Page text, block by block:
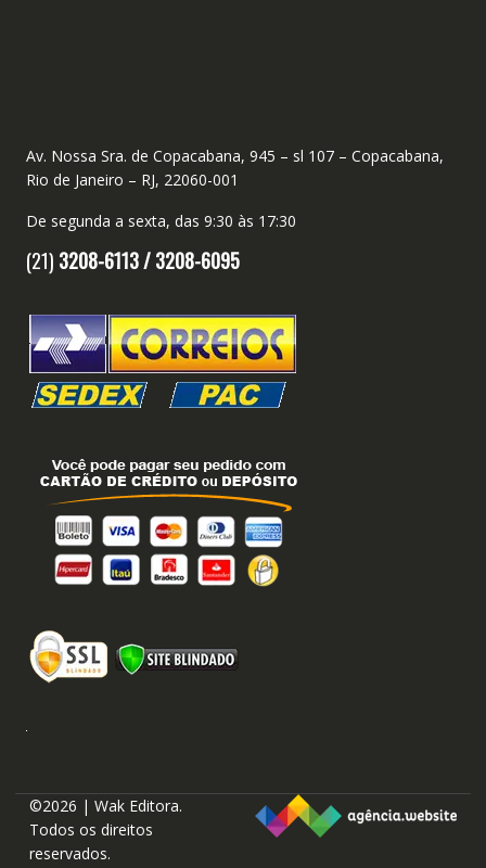
Av. Nossa Sra. de Copacabana, 945 – sl 107 – Copacabana,
Rio de Janeiro – RJ, 22060-001
De segunda a sexta, das 9:30 às 17:30
(21) 3208-6113 /3208-6095
©2026 | Wak Editora.
Todos os direitos
reservados.